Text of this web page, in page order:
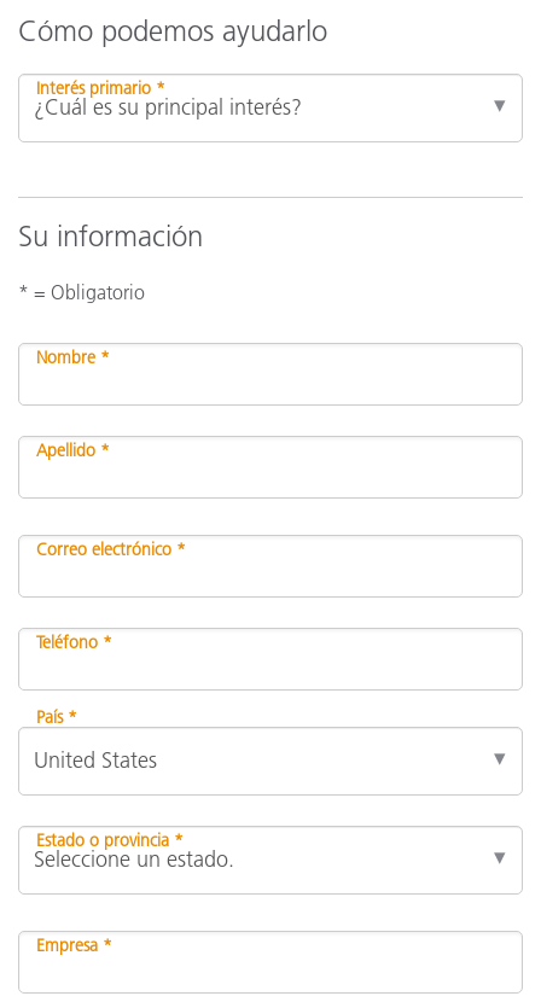
Cómo podemos ayudarlo
Interés primario *
Su información
* = Obligatorio
Nombre *
Apellido *
Correo electrónico *
Teléfono *
País *
Estado o provincia *
Empresa *